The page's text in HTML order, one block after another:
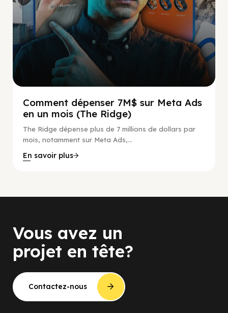
Comment dépenser 7M$ sur Meta Ads
en un mois (The Ridge)
The Ridge dépense plus de 7 millions de dollars par
mois, notamment sur Meta Ads,...
En savoir plus
Vous avez un
projet en tête?
Contactez-nous